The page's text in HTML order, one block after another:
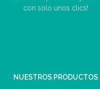
con solo unos clics!
NUESTROS PRODUCTOS